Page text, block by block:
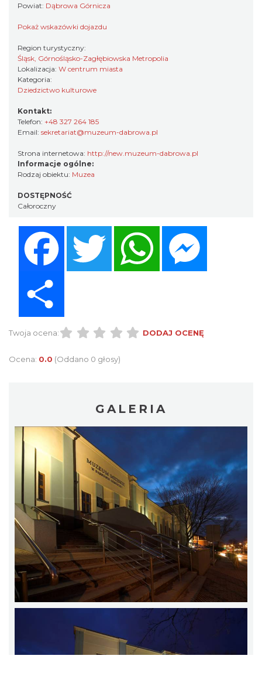
Powiat: Dąbrowa Górnicza
Pokaż wskazówki dojazdu
Region turystyczny:
Śląsk, Górnośląsko-Zagłębiowska Metropolia
Lokalizacja: W centrum miasta
Kategoria:
Dziedzictwo kulturowe
Kontakt:
Telefon: +48 327 264 185
Email: sekretariat@muzeum-dabrowa.pl
Strona internetowa: http://new.muzeum-dabrowa.pl
Informacje ogólne:
Rodzaj obiektu: Muzea
DOSTĘPNOŚĆ
Całoroczny
Twitter
Twoja ocena: DODAJ OCENĘ
Ocena: 0.0 (Oddano 0 głosy)
GALERIA